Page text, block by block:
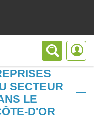
SECTEUR
LE
D'OR